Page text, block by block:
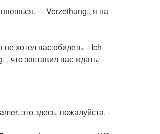
- - Verzeihung., я на
хотел вас обидеть. - Ich
что заставил вас ждать. -
это здесь, пожалуйста. -